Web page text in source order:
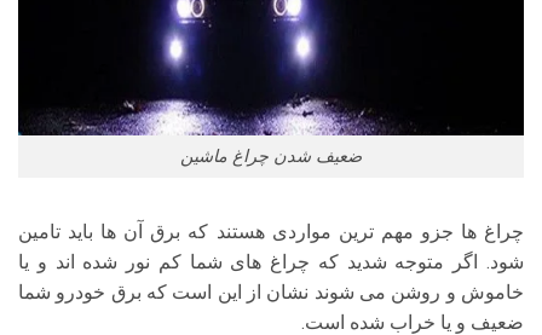
ضعیف شدن چراغ ماشین
چراغ ها جزو مهم ترین مواردی هستند که برق آن ها باید تامین
شود. اگر متوجه شدید که چراغ های شما کم نور شده اند و یا
خاموش و روشن می شوند نشان از این است که برق خودرو شما
ضعیف و یا خراب شده است.